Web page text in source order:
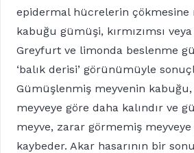
epidermal hücrelerin çökmesine
kabuğu gümüşi, kırmızımsı
Greyfurt ve limonda beslenme
‘balık derisi’ görünümüyle
Gümüşlenmiş meyvenin
meyveye göre daha kalındır ve
meyve, zarar görmemiş meyveye
kaybeder. Akar hasarının bir